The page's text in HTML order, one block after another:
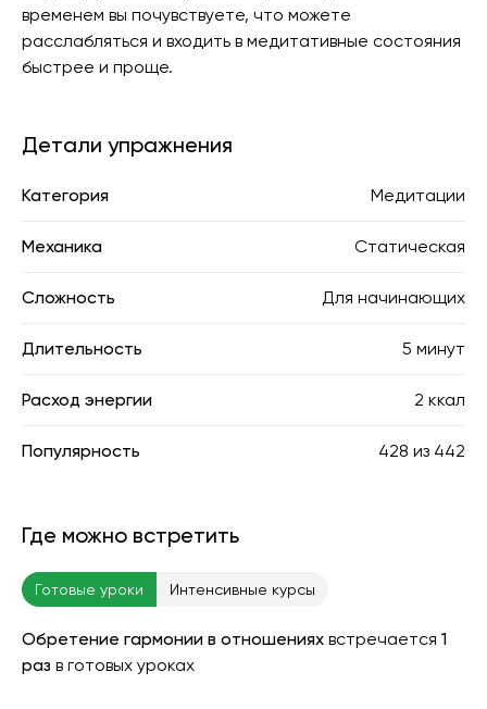
временем вы почувствуете, что можете
расслабляться и входить в медитативные состояния
быстрее и проще.
Детали упражнения
Категория Медитации
Механика Статическая
Сложность Для начинающих
Длительность 5 минут
Расход энергии 2 ккал
Популярность 428 из 442
Где можно встретить
Готовые уроки Интенсивные курсы
Обретение гармонии в отношениях встречается 1
раз в готовых уроках